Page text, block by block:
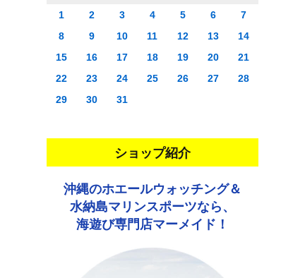
1
2 3 4 5 6
7
8
9 10 11 12 13
14
15
16 17 18 19 20
21
22
23 24 25 26 27
28
29
30 31
ショップ紹介
沖縄のホエールウォッチング＆
水納島マリンスポーツなら、
海遊び専門店マーメイド！